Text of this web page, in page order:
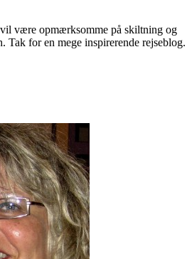
være opmærksomme på skiltning og
Tak for en mege inspirerende rejseblog.